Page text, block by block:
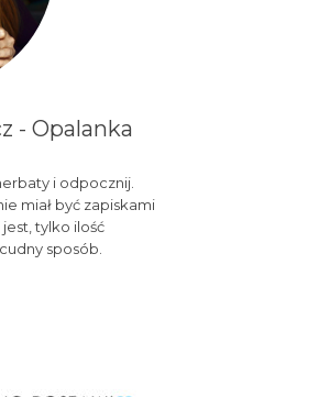
- Opalanka
i odpocznij.
miał być zapiskami
tylko ilość
sposób.